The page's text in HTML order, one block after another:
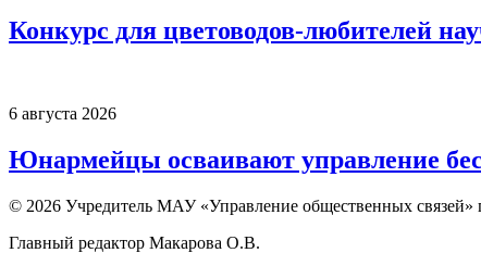
Конкурс для цветоводов-любителей
6 августа 2026
Юнармейцы осваивают управление
© 2026 Учредитель МАУ «Управление общественных связей»
Главный редактор Макарова О.В.